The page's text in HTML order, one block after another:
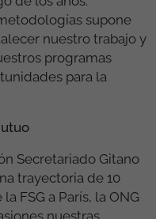
supone
nuestro trabajo y
programas
para la
Secretariado Gitano
trayectoria de 10
FSG a París, la ONG
nuestras